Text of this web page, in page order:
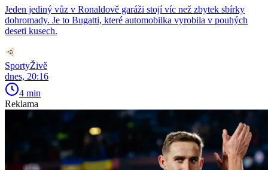
Jeden jediný vůz v Ronaldově garáži stojí víc než zbytek sbírky
dohromady. Je to Bugatti, které automobilka vyrobila v pouhých
deseti kusech.
SportyŽivě
dnes, 20:16
4 min
Reklama